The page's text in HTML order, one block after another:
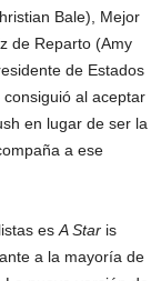
Bale), Mejor
de Reparto (Amy
de Estados
al aceptar
en lugar de ser la
a ese
es A Star is
a la mayoría de